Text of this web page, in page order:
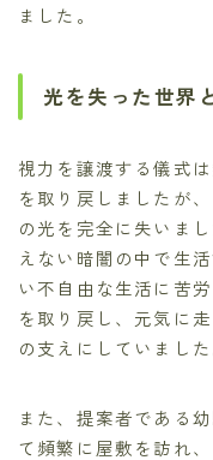
ました。
光を失った世界
視力を譲渡する儀式
を取り戻しましたが
の光を完全に失いま
えない暗闇の中で生
い不自由な生活に苦
を取り戻し、元気に
の支えにしていました
また、提案者である
て頻繁に屋敷を訪れ